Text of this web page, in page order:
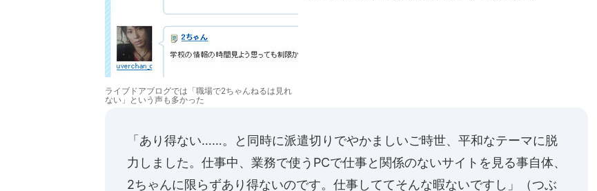
ライブドアブログでは「職場で2ちゃんねるは見れ
ない」という声も多かった
「あり得ない……。と同時に派遣切りでやかましいご時世、平和なテーマに脱
力しました。仕事中、業務で使うPCで仕事と関係のないサイトを見る事自体、
2ちゃんに限らずあり得ないのです。仕事しててそんな暇ないですし」（つぶ